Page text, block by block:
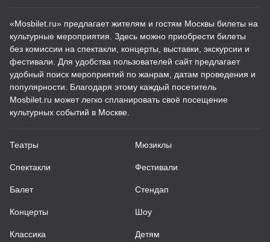
«Mosbilet.ru» предлагает жителям и гостям Москвы билеты на
культурные мероприятия. Здесь можно приобрести билеты
без комиссии на спектакли, концерты, выставки, экскурсии и
фестивали. Для удобства пользователей сайт предлагает
удобный поиск мероприятий по жанрам, датам проведения и
популярности. Благодаря этому каждый посетитель
Mosbilet.ru может легко спланировать своё посещение
культурных событий в Москве.
Театры
Спектакли
Балет
Концерты
Классика
Мюзиклы
Фестивали
Стендап
Шоу
Детям